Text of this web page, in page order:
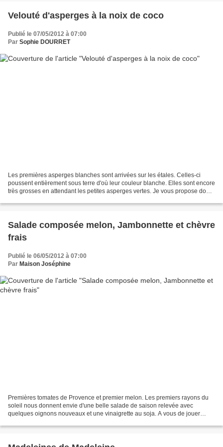
Velouté d'asperges à la noix de coco
Publié le 07/05/2012 à 07:00
Par Sophie DOURRET
Les premières asperges blanches sont arrivées sur les étales. Celles-ci
poussent entièrement sous terre d'où leur couleur blanche. Elles sont encore
très grosses en attendant les petites asperges vertes. Je vous propose donc
Salade composée melon, Jambonnette et chèvre
frais
Publié le 06/05/2012 à 07:00
Par Maison Joséphine
Premières tomates de Provence et premier melon. Les premiers rayons du
soleil nous donnent envie d'une belle salade de saison relevée avec
quelques oignons nouveaux et une vinaigrette au soja. A vous de jouer